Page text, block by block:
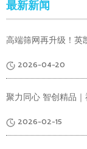
最新新闻
2026-04-20
聚力同心 智创精品｜
2026-02-15